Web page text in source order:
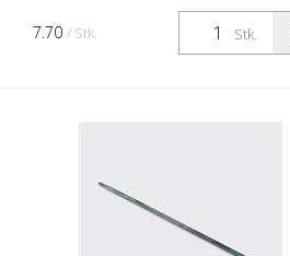
Stk.
7.70 / Stk.